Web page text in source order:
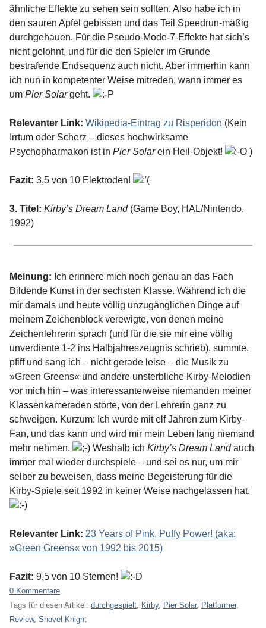
ähnliche Effekte zu sehen sein sollten. Also habe ich in
den sauren Apfel gebissen und das Teil Speedrun-mäßig
durchgehauen. Für die Pseudo-Mode-7-Effekte hat sich’s
nicht gelohnt, und für die den Spieler im Grunde
bestrafende Endsequenz auch nicht. Aber immerhin kann
ich nun in kompetenter Weise mitreden, wann immer es
um Pier Solargeht.
Relevanter Link: Wikipedia-Eintrag zu Risperidon (Kein
Irrtum oder Scherz – dieses hochwirksame
Psychopharmakon ist in Pier Solarein Heil-Objekt! )
Fazit: 3,5 von 10 Elektroden!
3. Titel: Kirby’s Dream Land(Game Boy, HAL/Nintendo,
1992)
Meinung: Ich erinnere mich noch genau an das Fach
Bildende Kunst in der sechsten Klasse. Während ich die
mir damals und heute völlig unzugänglichen Dinge auf
meinem Zeichenblock verewigte, von denen meine
Zeichenlehrerin sprach (und für die sie mir eine völlig
unverdiente 1-2 ins Halbjahreszeugnis schrieb), summte,
pfiff und sang ich – nicht gerade leise – die Musik zu
»Green Greens« und andere unsterbliche Kirby-Melodien
vor mich hin – was interessanterweise niemanden meiner
Klassenkameraden störte, von der Lehrerin ganz zu
schweigen. Kurzum: Ich wurde mit elf Jahren zum Kirby-
Fan, und das kann und wird mir mein Leben lang niemand
mehr nehmen.
Weshalb ich Kirby’s Dream Landauch
immer mal wieder durchspiele – und sei es nur, um mir
selber zu beweisen, dass meine Begeisterung für die
Kirby-Spiele seit 1992 in keiner Weise nachgelassen hat.
Relevanter Link: 23 Years of Pink, Puffy Power! (aka:
»Green Greens« von 1992 bis 2015)
Fazit: 9,5 von 10 Sternen!
0 Kommentare
Tags für diesen Artikel: durchgespielt Kirby, Pier Solar, Platformer,
Review, Shovel Knight